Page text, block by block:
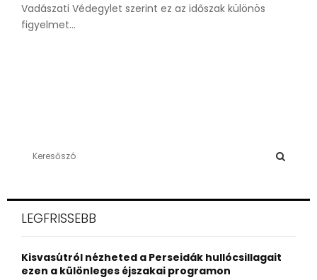
Vadászati Védegylet szerint ez az időszak különös
figyelmet...
h
o
r
LEGFRISSEBB
Kisvasútról nézheted a Perseidák hullócsillagait
ezen a különleges éjszakai programon